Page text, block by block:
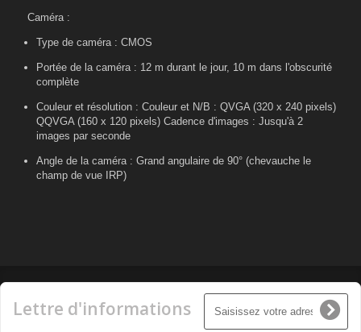
Caméra :
Type de caméra : CMOS
Portée de la caméra : 12 m durant le jour, 10 m dans l'obscurité
complète
Couleur et résolution : Couleur et N/B : QVGA (320 x 240 pixels)
QQVGA (160 x 120 pixels) Cadence d'images : Jusqu'à 2
images par seconde
Angle de la caméra : Grand angulaire de 90° (chevauche le
champ de vue IRP)
Lettre d'informations